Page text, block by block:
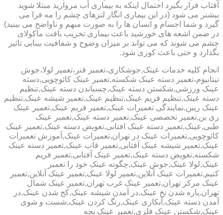
آفتاب قرار بگیرد احتمال اینکه به بیماری آب مروارید مبتلا شوید
بیشتر می شود (در این بیماری انگار لنزهای چشم را مه فرا می
گیرد و شما اجسام و انسان ها را به صورت مبهم و ناواضح می بینید)
در ضمن اشعه های خورشید باعث بیماری تخریب بافت ماکولای
چشم می شوند که می تواند بر میزان وضوح و شفافیت بینایی تاثیر
بگذارد و حتی باعث کوری شود.
انجام کلیه خدمات عینک,جوشکاری،تعمیر فنر،تعمیر لولا،جوش
تیتانیوم،تعمیر دسته عینک شکسته,تعمیر عینک کائوچویی,دسته
عینک ورزشی,شکستن دسته عینک,چسباندن دسته عینک,تنظیم
دسته عینک,تنظیم فریم عینک,تنظیم عینک,تعمیر شیشه عینک,تنظیم
عینک ریبن,نمایندگی تعمیرات عینک,تعمیر فریم عینک,تعمیر عینک
ری بن,تعمیر تخصصی عینک,تعمیر دسته عینک,تعمیر عینک
طبی,عینک,تعمیر دسته عینک افتابی,تعویض دسته عینک,تعمیر عینک
کائوچویی,تعمیرات عینک در تهران,تعمیرات عینک,آموزش تعمیرات
عینک,تعمیر شیشه عینک آفتابی,تعمیر قاب عینک,تعمیر دسته عینک
شکسته,تعویض دسته عینک,تعمیر عینک آفتابی,تعمیر فریم
عینک,لولا عینک,جوش عینک,چگونه عینک خود را تعمیر
کنیم,تعمیرات عینک آنلاین,تعمیر لولا عینک,تعمیر عینک آنلاین,تعمیر
عینک مرکز تهران,تعمیر عینک غرب تهران,تعمیر عینک شمال
تهران,پاره شدن نخ عینک,در آمدن شیشه عینک,کج شدن عینک,در
آمدن دسته عینک,آبکاری عینک,رنگ کردن عینک,شست و شوی
عینک,شکستن عینک فلزی,تعمیر عینک بچه